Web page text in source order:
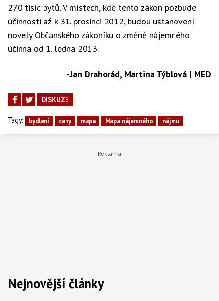
270 tisíc bytů. V místech, kde tento zákon pozbude
účinnosti až k 31. prosinci 2012, budou ustanovení
novely Občanského zákoníku o změně nájemného
účinná od 1. ledna 2013.
-Jan Drahorád, Martina Týblová | MED
DISKUZE
Tagy: bydlení ceny mapa Mapa nájemného nájmu
Nejnovější články